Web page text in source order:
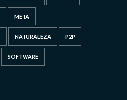
META
NATURALEZA P2P
SOFTWARE